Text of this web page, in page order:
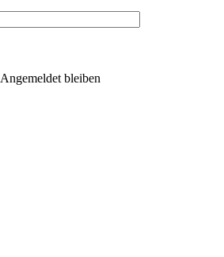
Angemeldet bleiben